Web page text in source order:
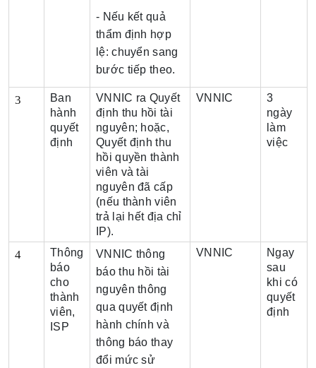
- Nếu kết quả
thẩm định hợp
lệ: chuyển sang
bước tiếp theo.
3
Ban
hành
quyết
định
VNNIC ra Quyết
định thu hồi tài
nguyên; hoặc,
Quyết định thu
hồi quyền thành
viên và tài
nguyên đã cấp
(nếu thành viên
trả lại hết địa chỉ
IP).
VNNIC
3
ngày
làm
việc
4
Thông
báo
cho
thành
viên,
ISP
VNNIC thông
báo thu hồi tài
nguyên thông
qua quyết định
hành chính và
thông báo thay
đổi mức sử
VNNIC
Ngay
sau
khi có
quyết
định